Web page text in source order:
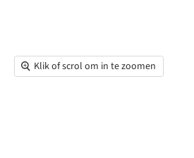
Klik of scrol om in te zoomen